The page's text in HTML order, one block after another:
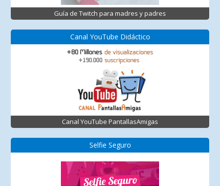
Guía de Twitch para madres y padres
Canal YouTube Didáctico
Canal YouTube PantallasAmigas
Selfie Seguro